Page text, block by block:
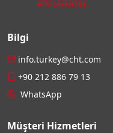
Bilgi
info.turkey@cht.com
+90 212 886 79 13
WhatsApp
Müşteri Hizmetleri